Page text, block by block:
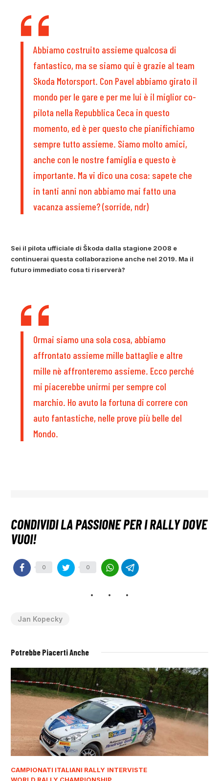
Abbiamo costruito assieme qualcosa di
fantastico, ma se siamo qui è grazie al team
Skoda Motorsport. Con Pavel abbiamo girato il
mondo per le gare e per me lui è il miglior co-
pilota nella Repubblica Ceca in questo
momento, ed è per questo che pianifichiamo
sempre tutto assieme. Siamo molto amici,
anche con le nostre famiglia e questo è
importante. Ma vi dico una cosa: sapete che
in tanti anni non abbiamo mai fatto una
vacanza assieme? (sorride, ndr)
Sei il pilota ufficiale di Škoda dalla stagione 2008 e
continuerai questa collaborazione anche nel 2019. Ma il
futuro immediato cosa ti riserverà?
Ormai siamo una sola cosa, abbiamo
affrontato assieme mille battaglie e altre
mille nè affronteremo assieme. Ecco perché
mi piacerebbe unirmi per sempre col
marchio. Ho avuto la fortuna di correre con
auto fantastiche, nelle prove più belle del
Mondo.
0 0
Jan Kopecky
Potrebbe Piacerti Anche
CAMPIONATI ITALIANI RALLY INTERVISTE